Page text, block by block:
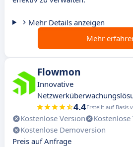
Mehr Details anzeigen
Mehr
Flowmon
Innovative
4.4Erstellt auf Basis
Kostenlose Version
Kostenlose
Kostenlose Demoversion
Preis auf Anfrage